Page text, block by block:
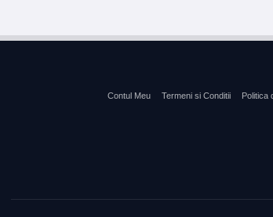
Contul Meu Termeni si Conditii Politica